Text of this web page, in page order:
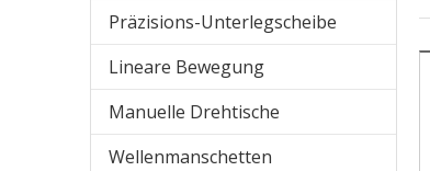
Präzisions-Unterlegscheibe
Lineare Bewegung
Manuelle Drehtische
Wellenmanschetten